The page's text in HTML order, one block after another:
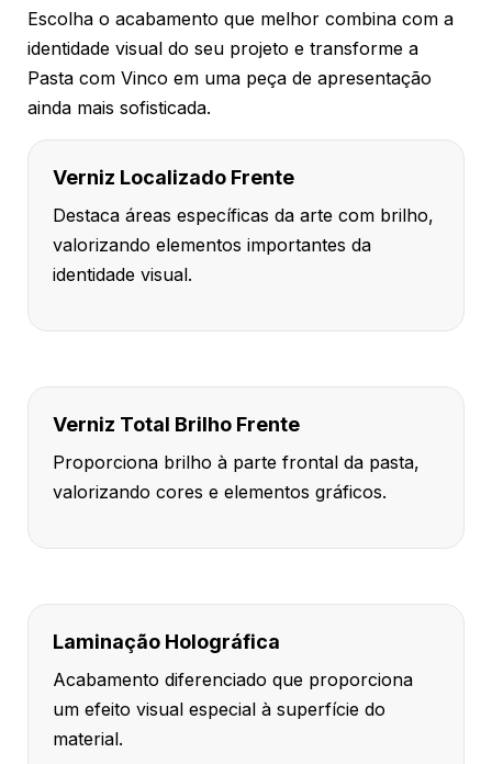
Escolha o acabamento que melhor combina com a
identidade visual do seu projeto e transforme a
Pasta com Vinco em uma peça de apresentação
ainda mais sofisticada.
Verniz Localizado Frente
Destaca áreas específicas da arte com brilho,
valorizando elementos importantes da
identidade visual.
Verniz Total Brilho Frente
Proporciona brilho à parte frontal da pasta,
valorizando cores e elementos gráficos.
Laminação Holográfica
Acabamento diferenciado que proporciona
um efeito visual especial à superfície do
material.